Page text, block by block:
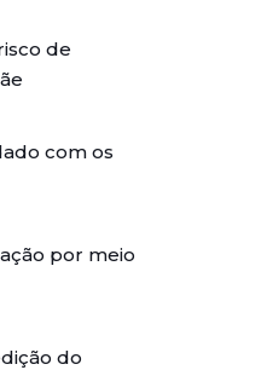
de
com os
por meio
do